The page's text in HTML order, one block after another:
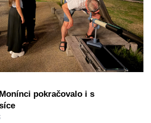
pokračovalo i s